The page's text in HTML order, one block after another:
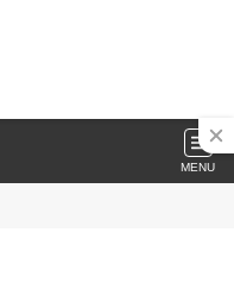
MENU